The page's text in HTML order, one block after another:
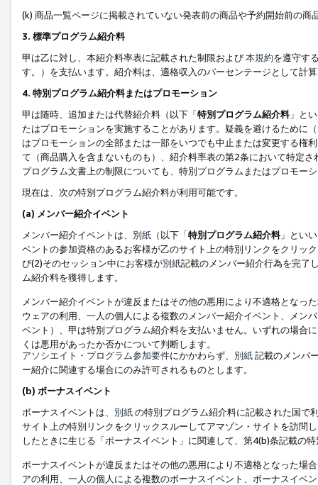
(k) 商品一覧ページに掲載されていない発表前の商品や予約開始前の商
3. 標準プログラム紹介料
甲は乙に対し、本紹介料率表に記載された制限および本規約を遵守す
す。）を支払います。紹介料は、適格収入のパーセンテージとして計
4. 特別プログラム紹介料またはプロモーション
甲は随時、追加または代替紹介料（以下「特別プログラム紹介料」と
たはプロモーションを実施することがあります。疑義を避けるために
はプロモーションの全部または一部をいつでも中止または変更する権
て（商品購入を含まないものも）、紹介料率表の第2条において特定
プログラム文書上の制限についても、特別プログラムまたはプロモー
現在は、次の特別プログラム紹介料が利用可能です。
(a) メンバー紹介イベント
メンバー紹介イベントは、 別紙 （以下「特別プログラム紹介料」とい
ベントの参加資格のあるお客様が乙のサイト上の特別リンクをクリッ
び(2)そのセッション中にお客様が別紙記載のメンバー紹介行為を完了
ム紹介料を獲得します。
メンバー紹介イベントが違反またはその他の悪用により不適格となっ
ウェアの利用、一人の個人による複数のメンバー紹介イベント、メン
ベント）、甲は特別プログラム紹介料を支払いません。いずれの場合
くは悪用があったか否かについて判断します。
アソシエイト・プログラム参加要件にかかわらず、 別紙記載のメンバ
ー紹介に関連する場合にのみ許可されるものとします。
(b) ボーナスイベント
ボーナスイベントは、 別紙の特別プログラム紹介料に記載された国で
サイト上の特別リンクをクリックスルーしてアマゾン・サイトを訪問
したときに生じる「ボーナスイベント」に関連して、第4(b)条記載の
ボーナスイベントが違反またはその他の悪用により不適格となった場
アの利用、一人の個人による複数のボーナスイベント、ボーナスイベ